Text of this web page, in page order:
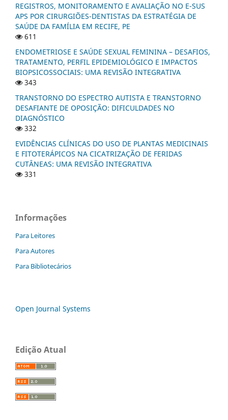
REGISTROS, MONITORAMENTO E AVALIAÇÃO NO E-SUS
APS POR CIRURGIÕES-DENTISTAS DA ESTRATÉGIA DE
SAÚDE DA FAMÍLIA EM RECIFE, PE
611
ENDOMETRIOSE E SAÚDE SEXUAL FEMININA – DESAFIOS,
TRATAMENTO, PERFIL EPIDEMIOLÓGICO E IMPACTOS
BIOPSICOSSOCIAIS: UMA REVISÃO INTEGRATIVA
343
TRANSTORNO DO ESPECTRO AUTISTA E TRANSTORNO
DESAFIANTE DE OPOSIÇÃO: DIFICULDADES NO
DIAGNÓSTICO
332
EVIDÊNCIAS CLÍNICAS DO USO DE PLANTAS MEDICINAIS
E FITOTERÁPICOS NA CICATRIZAÇÃO DE FERIDAS
CUTÂNEAS: UMA REVISÃO INTEGRATIVA
331
Informações
Para Leitores
Para Autores
Para Bibliotecários
Open Journal Systems
Edição Atual